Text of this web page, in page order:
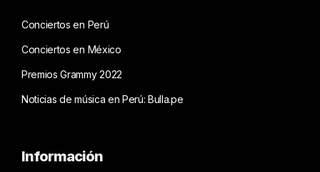
Conciertos en Perú
Conciertos en México
Premios Grammy 2022
Noticias de música en Perú: Bulla.pe
Información